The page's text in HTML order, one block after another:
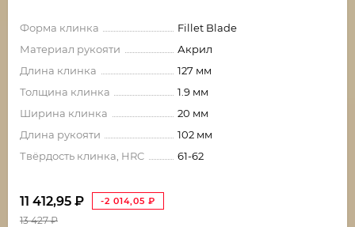
Форма клинка
Fillet Blade
Материал рукояти
Акрил
Длина клинка
127 мм
Толщина клинка
1.9 мм
Ширина клинка
20 мм
Длина рукояти
102 мм
Твёрдость клинка, HRC
61-62
11 412,95 ₽ -2 014,05 ₽
13 427₽